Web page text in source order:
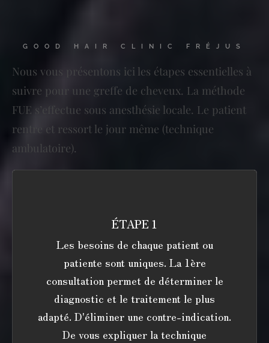
GOOD HAIR CLINIC FRÉJUS
Nous vous présentons ici les étapes essentielles à
suivre pour une greffe de cheveux. La méthode
FUE s’effectue sous anesthésie locale. Le patient
rentre et ressort le jour même (technique
ambulatoire).
ÉTAPE 1
Les besoins de chaque patient ou
patiente sont uniques. La 1ère
consultation permet de déterminer le
diagnostic et le traitement le plus
adapté. D'éliminer une contre-indication.
De vous expliquer la technique